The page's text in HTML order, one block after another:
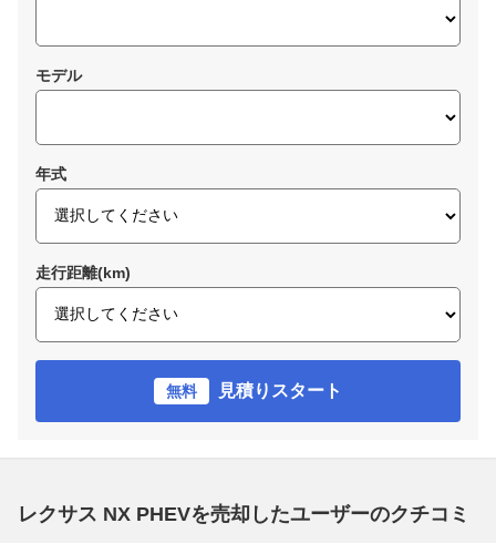
モデル
年式
走行距離(km)
無料 見積りスタート
レクサス NX PHEVを売却したユーザーのクチコミ